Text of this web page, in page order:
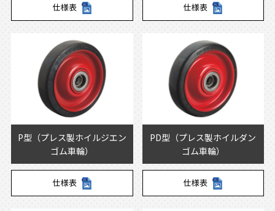
仕様表 仕様表
P型（プレス製ホイルジエン
ゴム車輪）
仕様表
PD型（プレス製ホイルダン
ゴム車輪）
仕様表